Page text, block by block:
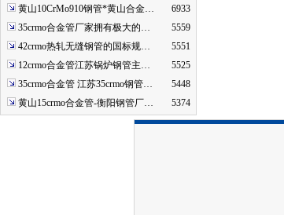
黄山10CrMo910钢管*黄山合金…
6933
35crmo合金管厂家拥有极大的…
5559
42crmo热轧无缝钢管的国标规…
5551
12crmo合金管江苏锅炉钢管主…
5525
35crmo合金管 江苏35crmo钢管…
5448
黄山15crmo合金管-衡阳钢管厂…
5374